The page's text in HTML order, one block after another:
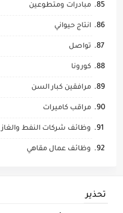
مبادرات ومتطوعين
انتاج حيواني
تواصل
كورونا
مرافقين كبار السن
مراقب كاميرات
وظائف شركات النفط والغاز
وظائف عمال مقاهي
تحذير